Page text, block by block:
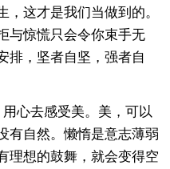
这才是我们当做到的。
与惊慌只会令你束手无
排，坚者自坚，强者自
心去感受美。美，可以
有自然。懒惰是意志薄弱
理想的鼓舞，就会变得空